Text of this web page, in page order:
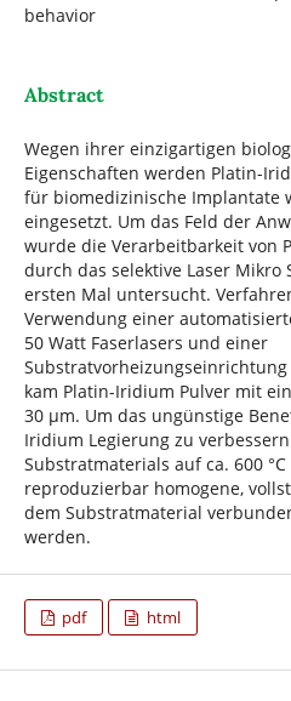
behavior
Abstract
Wegen ihrer einzigartigen
Eigenschaften werden Platin-
für biomedizinische Implantate
eingesetzt. Um das Feld der
wurde die Verarbeitbarkeit von
durch das selektive Laser Mikro
ersten Mal untersucht.
Verwendung einer
50 Watt Faserlasers und einer
kam Platin-Iridium Pulver mit
30 µm. Um das ungünstige
Iridium Legierung zu
Substratmaterials auf ca. 600
reproduzierbar homogene,
dem Substratmaterial
werden.
pdf html